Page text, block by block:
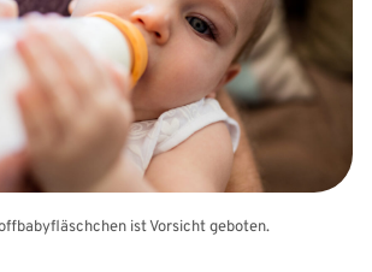
ist Vorsicht geboten.